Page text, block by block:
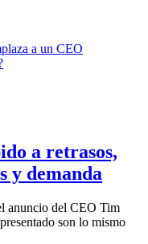
a retrasos,
y demanda
anuncio del CEO Tim
son lo mismo